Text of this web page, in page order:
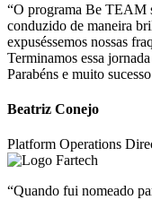
“O programa Be TEAM
conduzido de maneira
expuséssemos nossas
Terminamos essa
Parabéns e muito
Beatriz Conejo
Platform Operations
“Quando fui nomeado